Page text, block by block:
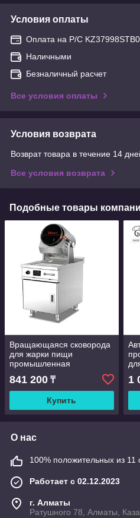
Условия оплаты
Оплата на Р/С
Наличными
Безналичный расчет
Все условия оплаты
Условия возврата
Возврат товара в течение 14
Все условия возврата
Подобные товары
Вращающаяся сковорода
для жарки пищи
промышленная
841 200 ₸
Купить
1
О нас
100% положительных из 11
Работает с 02.12.2023
г. Алматы
Ратушного 78, Алматы,